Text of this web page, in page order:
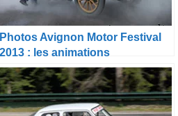
Photos Avignon Motor Festival
2013 : les animations